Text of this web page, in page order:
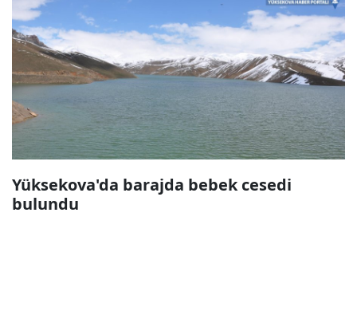
Yüksekova'da barajda bebek cesedi
bulundu